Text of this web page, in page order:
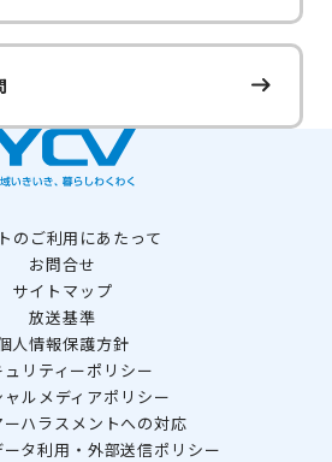
のご利用にあたって
お問合せ
サイトマップ
放送基準
人情報保護方針
ュリティーポリシー
ャルメディアポリシー
ハラスメントへの対応
タ利用・外部送信ポリシー